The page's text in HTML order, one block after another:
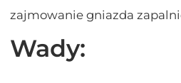
zajmowanie gniazda
Wady: